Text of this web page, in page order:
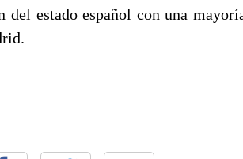
estado español con una